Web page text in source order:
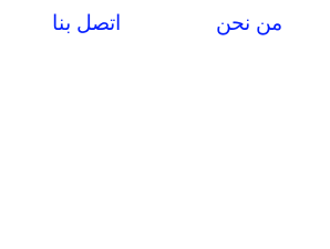
من نحن اتصل بنا